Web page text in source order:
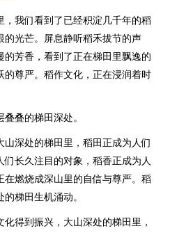
，我们看到了已经积淀几千年的稻
光芒。屏息静听稻禾拔节的声
芳香，看到了正在梯田里飘逸的
尊严。稻作文化，正在浸润着时
叠的梯田深处。
深处的梯田里，稻田正成为人们
长久注目的对象，稻香正成为人
燃烧成深山里的自信与尊严。稻
梯田生机涌动。
得到振兴，大山深处的梯田里，